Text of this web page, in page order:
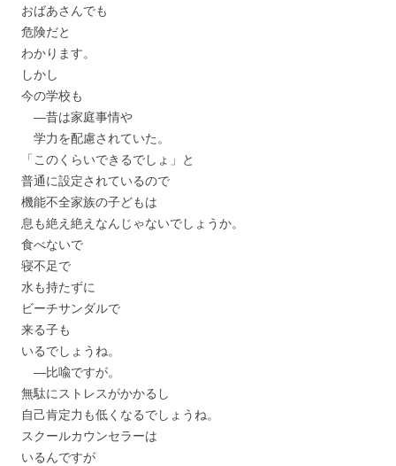
おばあさんでも
危険だと
わかります。
しかし
今の学校も
―昔は家庭事情や
学力を配慮されていた。
「このくらいできるでしょ」と
普通に設定されているので
機能不全家族の子どもは
息も絶え絶えなんじゃないでしょうか。
食べないで
寝不足で
水も持たずに
ビーチサンダルで
来る子も
いるでしょうね。
―比喩ですが。
無駄にストレスがかかるし
自己肯定力も低くなるでしょうね。
スクールカウンセラーは
いるんですが